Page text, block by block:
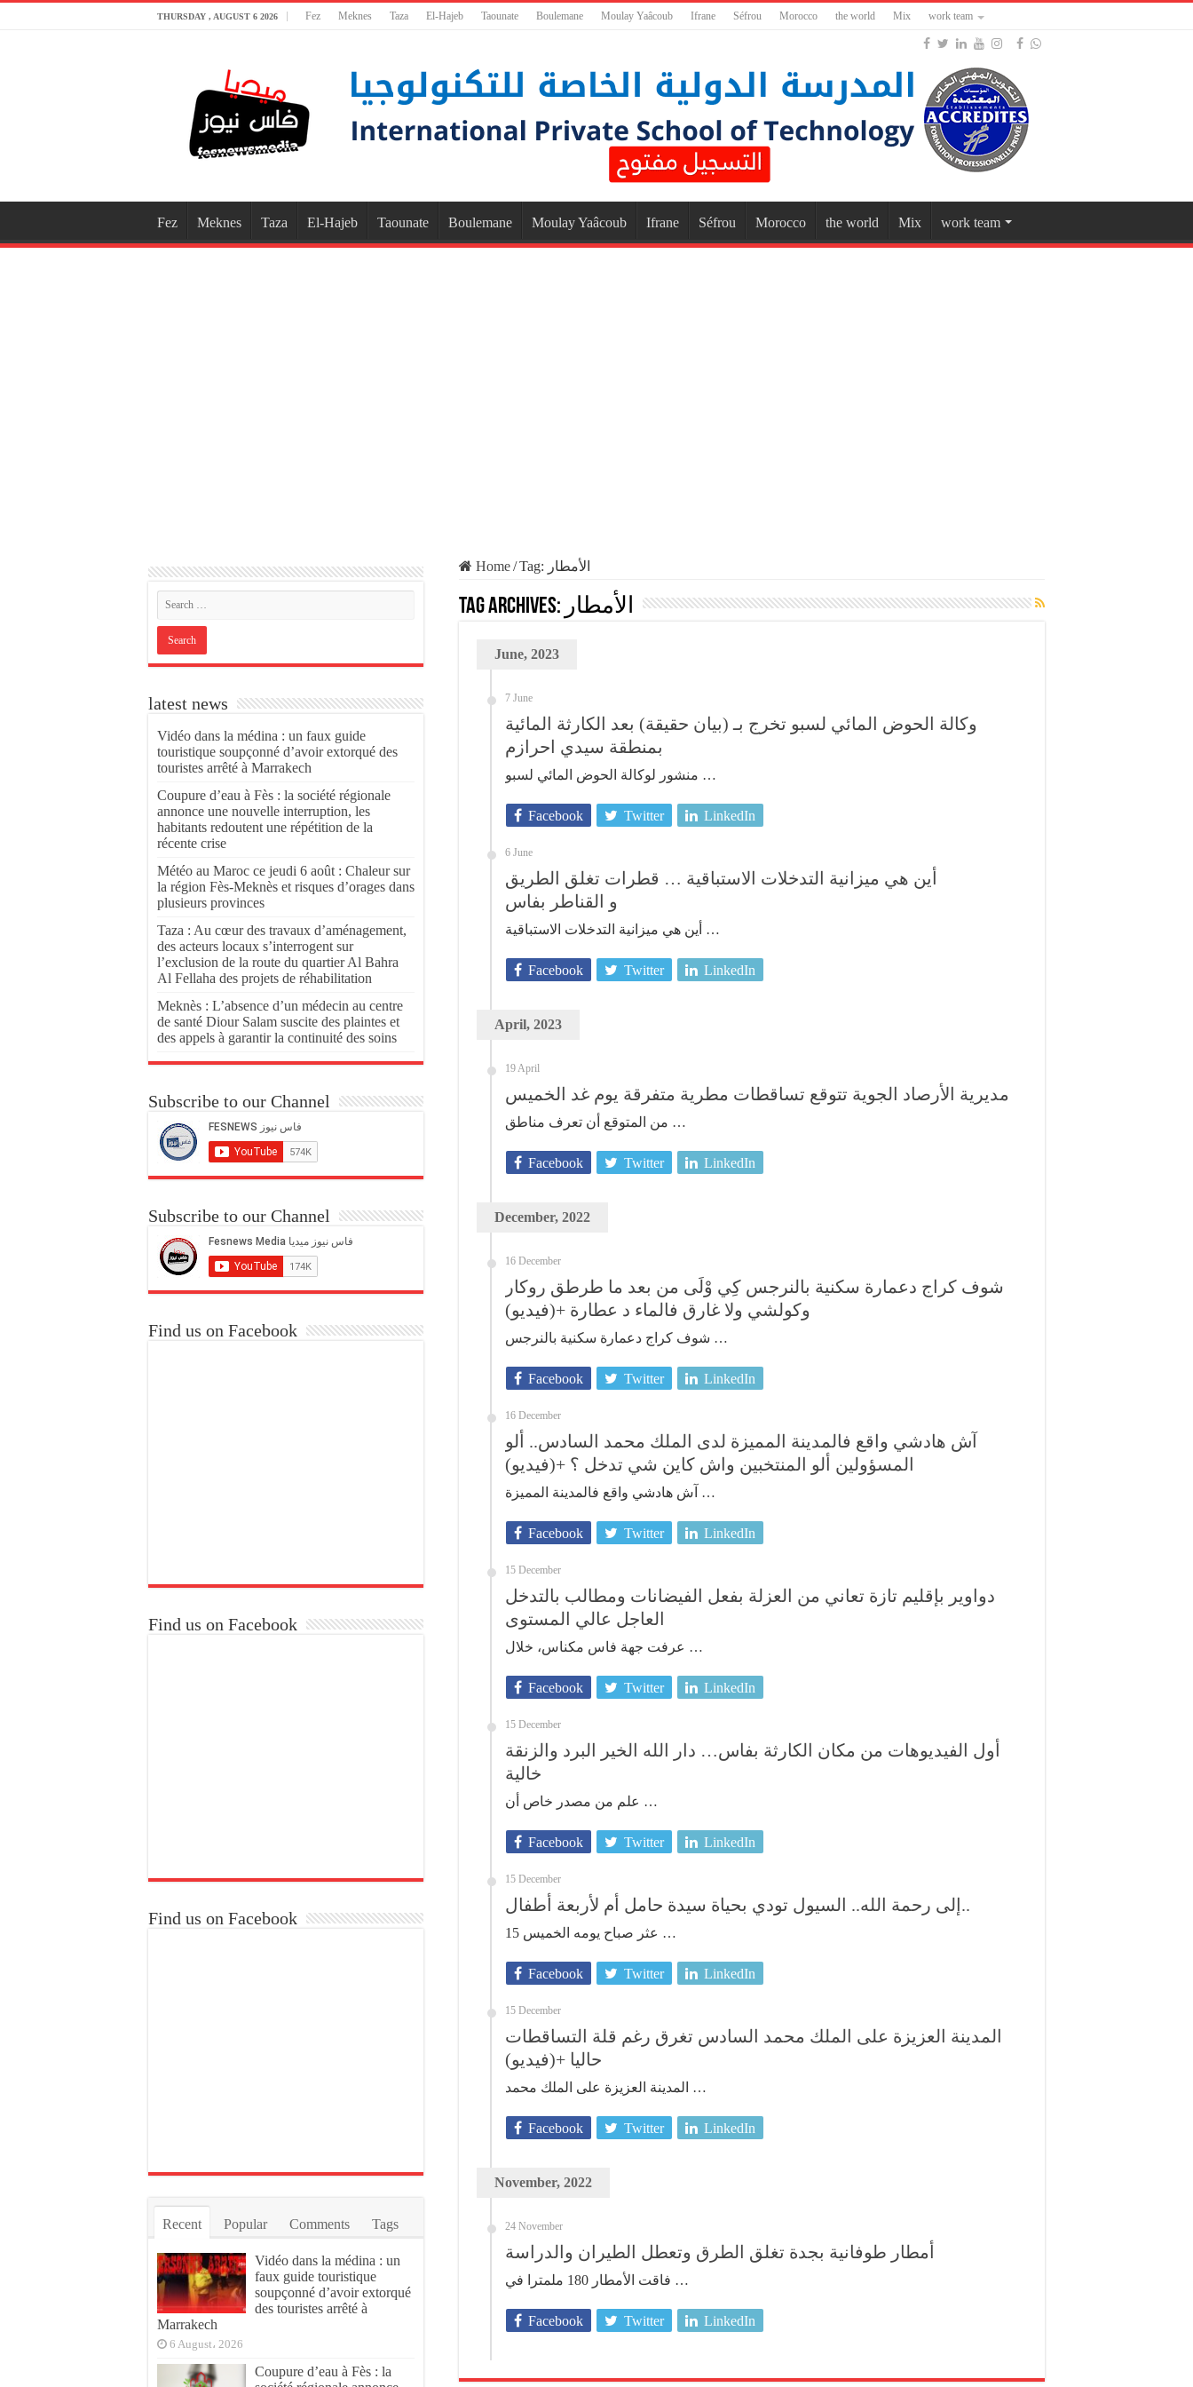
THURSDAY , AUGUST 6 2026 Fez Meknes Taza El-Hajeb Taounate Boulemane Moulay Yaâcoub Ifrane Séfrou Morocco the world Mix work team
Fez Meknes Taza El-Hajeb Taounate Boulemane Moulay Yaâcoub Ifrane Séfrou Morocco the world Mix work team
Home/Tag: الأمطار
Tag Archives: الأمطار
June, 2023
7 June
وكالة الحوض المائي لسبو تخرج بـ (بيان حقيقة) بعد الكارثة المائية
بمنطقة سيدي احرازم
منشور لوكالة الحوض المائي لسبو …
Facebook Twitter LinkedIn
6 June
أين هي ميزانية التدخلات الاستباقية … قطرات تغلق الطريق
و القناطر بفاس
أين هي ميزانية التدخلات الاستباقية …
Facebook Twitter LinkedIn
April, 2023
19 April
مديرية الأرصاد الجوية تتوقع تساقطات مطرية متفرقة يوم غد الخميس
من المتوقع أن تعرف مناطق …
Facebook Twitter LinkedIn
December, 2022
16 December
شوف كراج دعمارة سكنية بالنرجس كِي وْلَى من بعد ما طرطق روكار
وكولشي ولا غارق فالماء د عطارة +(فيديو)
شوف كراج دعمارة سكنية بالنرجس …
Facebook Twitter LinkedIn
16 December
آش هادشي واقع فالمدينة المميزة لدى الملك محمد السادس.. ألو
المسؤولين ألو المنتخبين واش كاين شي تدخل ؟ +(فيديو)
آش هادشي واقع فالمدينة المميزة …
Facebook Twitter LinkedIn
15 December
دواوير بإقليم تازة تعاني من العزلة بفعل الفيضانات ومطالب بالتدخل
العاجل عالي المستوى
عرفت جهة فاس مكناس، خلال …
Facebook Twitter LinkedIn
15 December
أول الفيديوهات من مكان الكارثة بفاس… دار الله الخير البرد والزنقة
خالية
علم من مصدر خاص أن …
Facebook Twitter LinkedIn
15 December
إلى رحمة الله.. السيول تودي بحياة سيدة حامل أم لأربعة أطفال..
عثر صباح يومه الخميس 15 …
Facebook Twitter LinkedIn
15 December
المدينة العزيزة على الملك محمد السادس تغرق رغم قلة التساقطات
حاليا +(فيديو)
المدينة العزيزة على الملك محمد …
Facebook Twitter LinkedIn
November, 2022
24 November
أمطار طوفانية بجدة تغلق الطرق وتعطل الطيران والدراسة
فاقت الأمطار 180 ملمترا في …
Facebook Twitter LinkedIn
latest news
Vidéo dans la médina : un faux guide
touristique soupçonné d’avoir extorqué des
touristes arrêté à Marrakech
Coupure d’eau à Fès : la société régionale
annonce une nouvelle interruption, les
habitants redoutent une répétition de la
récente crise
Météo au Maroc ce jeudi 6 août : Chaleur sur
la région Fès-Meknès et risques d’orages dans
plusieurs provinces
Taza : Au cœur des travaux d’aménagement,
des acteurs locaux s’interrogent sur
l’exclusion de la route du quartier Al Bahra
Al Fellaha des projets de réhabilitation
Meknès : L’absence d’un médecin au centre
de santé Diour Salam suscite des plaintes et
des appels à garantir la continuité des soins
Subscribe to our Channel
Subscribe to our Channel
Find us on Facebook
Find us on Facebook
Find us on Facebook
Recent Popular Comments Tags
Vidéo dans la médina : un
faux guide touristique
soupçonné d’avoir extorqué
des touristes arrêté à
Marrakech
6 August، 2026
Coupure d’eau à Fès : la